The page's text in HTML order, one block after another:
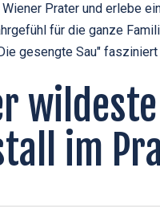
Prater und erlebe
für die ganze
gesengte Sau"
wildeste
im